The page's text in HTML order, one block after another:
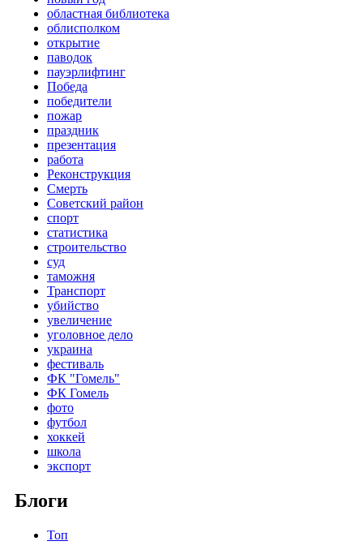
областная библиотека
облисполком
открытие
паводок
пауэрлифтинг
Победа
победители
пожар
праздник
презентация
работа
Реконструкция
Смерть
Советский район
спорт
статистика
строительство
суд
таможня
Транспорт
убийство
увеличение
уголовное дело
украина
фестиваль
ФК "Гомель"
ФК Гомель
фото
футбол
хоккей
школа
экспорт
Блоги
Топ